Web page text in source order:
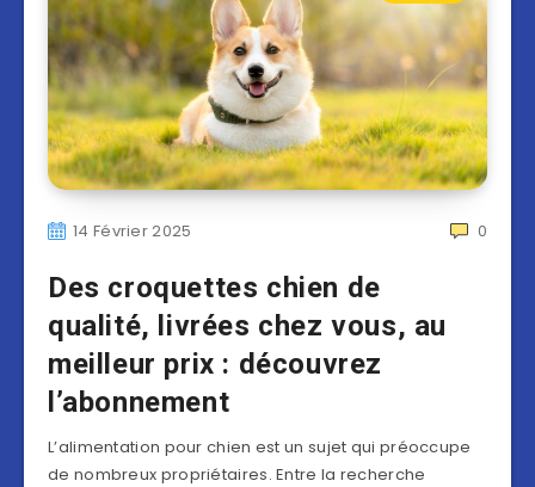
14 Février 2025 0
Des croquettes chien de
qualité, livrées chez vous, au
meilleur prix : découvrez
l’abonnement
L’alimentation pour chien est un sujet qui préoccupe
de nombreux propriétaires. Entre la recherche